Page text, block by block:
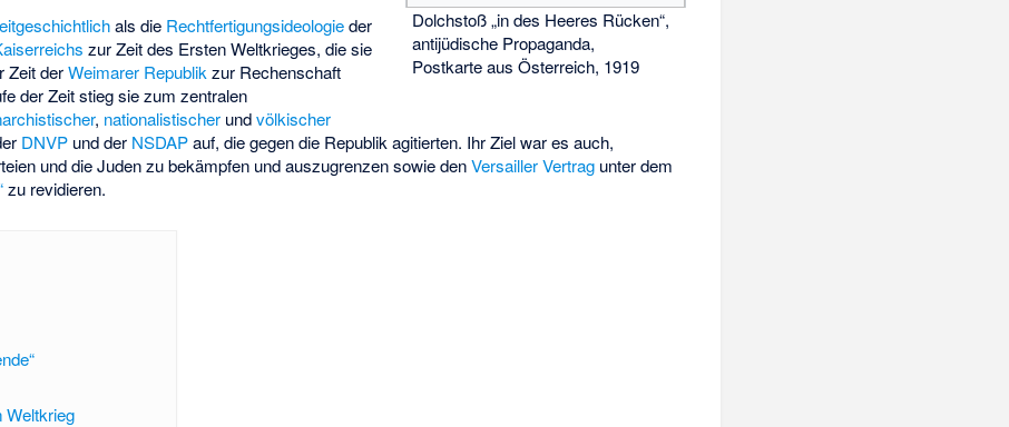
Dolchstoß „in des Heeres Rücken“,
antijüdische Propaganda,
Postkarte aus Österreich, 1919
als die Rechtfertigungsideologieder
zur Zeit des Ersten Weltkrieges, die sie
Zeit derWeimarer Republik zur Rechenschaft
der Zeit stieg sie zum zentralen
, nationalistischer undvölkischer
DNVP und der NSDAPauf, die gegen die Republik agitierten. Ihr Ziel war es auch,
und die Juden zu bekämpfen und auszugrenzen sowie denVersailler Vertrag unter dem
zu revidieren.
Weltkrieg